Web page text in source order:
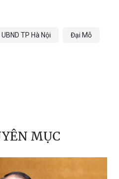
UBND TP Hà Nội
Đại Mỗ
MỤC